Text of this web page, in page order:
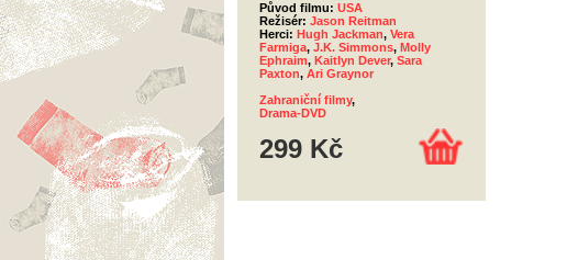
Původ filmu: USA
Režisér: Jason Reitman
Herci: Hugh Jackman, Vera
Farmiga, J.K. Simmons, Molly
Ephraim, Kaitlyn Dever, Sara
Paxton, Ari Graynor
Zahraniční filmy,
Drama-DVD
299 Kč